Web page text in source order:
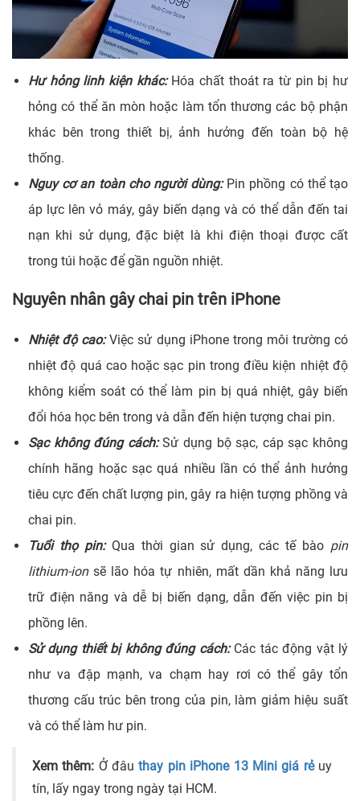
Hư hỏng linh kiện khác:Hóa chất thoát ra từ pin bị hư
hỏng có thể ăn mòn hoặc làm tổn thương các bộ phận
khác bên trong thiết bị, ảnh hưởng đến toàn bộ hệ
thống.
Nguy cơ an toàn cho người dùng:Pin phồng có thể tạo
áp lực lên vỏ máy, gây biến dạng và có thể dẫn đến tai
nạn khi sử dụng, đặc biệt là khi điện thoại được cất
trong túi hoặc để gần nguồn nhiệt.
Nguyên nhân gây chai pin trên iPhone
Nhiệt độ cao:Việc sử dụng iPhone trong môi trường có
nhiệt độ quá cao hoặc sạc pin trong điều kiện nhiệt độ
không kiểm soát có thể làm pin bị quá nhiệt, gây biến
đổi hóa học bên trong và dẫn đến hiện tượng chai pin.
Sạc không đúng cách:Sử dụng bộ sạc, cáp sạc không
chính hãng hoặc sạc quá nhiều lần có thể ảnh hưởng
tiêu cực đến chất lượng pin, gây ra hiện tượng phồng và
chai pin.
Tuổi thọ pin:Qua thời gian sử dụng, các tế bào pin
lithium-ionsẽ lão hóa tự nhiên, mất dần khả năng lưu
trữ điện năng và dễ bị biến dạng, dẫn đến việc pin bị
phồng lên.
Sử dụng thiết bị không đúng cách: Các tác động vật lý
như va đập mạnh, va chạm hay rơi có thể gây tổn
thương cấu trúc bên trong của pin, làm giảm hiệu suất
và có thể làm hư pin.
Xem thêm: Ở đâuthay pin iPhone 13 Mini giá rẻuy
tín, lấy ngay trong ngày tại HCM.